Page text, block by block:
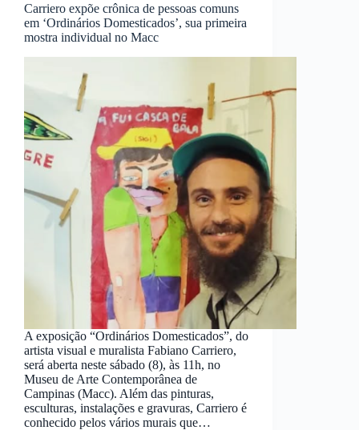
Carriero expõe crônica de pessoas comuns
em ‘Ordinários Domesticados’, sua primeira
mostra individual no Macc
A exposição “Ordinários Domesticados”, do
artista visual e muralista Fabiano Carriero,
será aberta neste sábado (8), às 11h, no
Museu de Arte Contemporânea de
Campinas (Macc). Além das pinturas,
esculturas, instalações e gravuras, Carriero é
conhecido pelos vários murais que…